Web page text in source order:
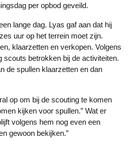
per opbod geveild.
uur op het terrein moet zijn.
klaarzetten en verkopen. Volgens
scouts betrokken bij de activiteiten.
de spullen klaarzetten en dan
kijken voor spullen.” Wat er
volgens hem nog even een
gewoon bekijken.”